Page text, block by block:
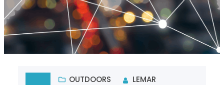
OUTDOORS LEMAR